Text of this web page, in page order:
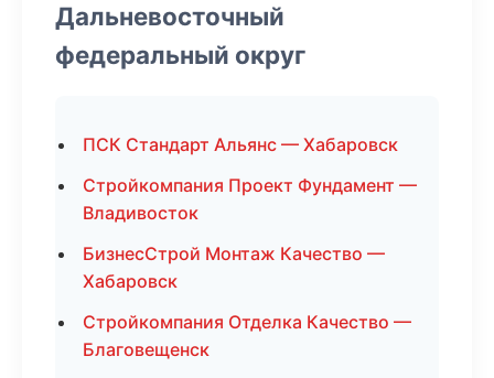
Дальневосточный
федеральный округ
ПСК Стандарт Альянс — Хабаровск
Стройкомпания Проект Фундамент —
Владивосток
БизнесСтрой Монтаж Качество —
Хабаровск
Стройкомпания Отделка Качество —
Благовещенск